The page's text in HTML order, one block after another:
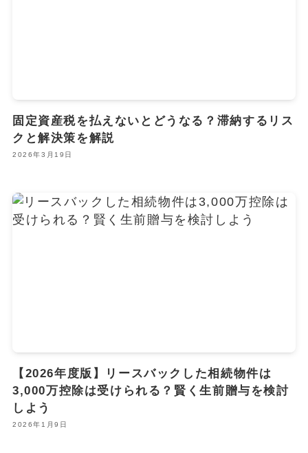
固定資産税を払えないとどうなる？滞納するリス
クと解決策を解説
2026年3月19日
【2026年度版】リースバックした相続物件は
3,000万控除は受けられる？賢く生前贈与を検討
しよう
2026年1月9日